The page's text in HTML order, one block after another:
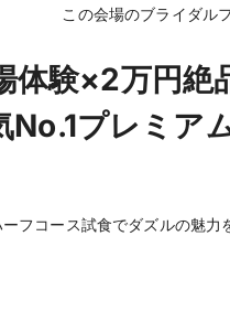
この会場のブライダル
体験×2万円絶
プレミア
フコース試食でダズルの魅力